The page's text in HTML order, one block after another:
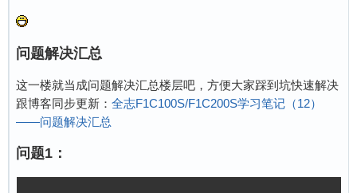
问题解决汇总
这一楼就当成问题解决汇总楼层吧，方便大家踩到坑快速解决
跟博客同步更新： 全志F1C100S/F1C200S学习笔记（12）
——问题解决汇总
问题1：